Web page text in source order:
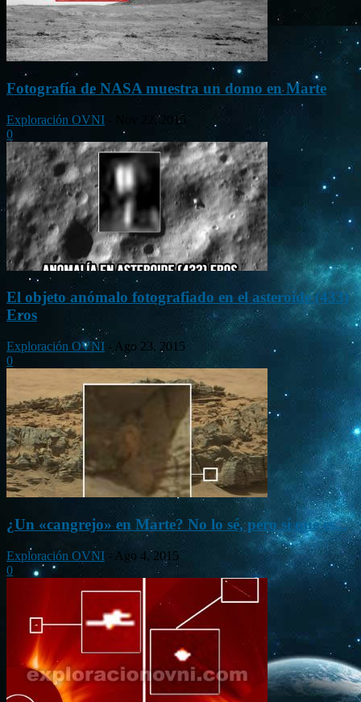
Fotografía de NASA muestra un domo en Marte
Exploración OVNI
Nov 22, 2015
0
El objeto anómalo fotografiado en el asteroide (433)
Eros
Exploración OVNI - Ago 23, 2015
0
¿Un «cangrejo» en Marte? No lo sé, pero sí que es...
Exploración OVNI - Ago 4, 2015
0